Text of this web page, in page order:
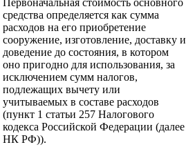
Первоначальная стоимость основного
средства определяется как сумма
расходов на его приобретение
сооружение, изготовление, доставку и
доведение до состояния, в котором
оно пригодно для использования, за
исключением сумм налогов,
подлежащих вычету или
учитываемых в составе расходов
(пункт 1 статьи 257 Налогового
кодекса Российской Федерации (далее
НК РФ)).